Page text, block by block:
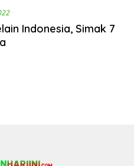
Indonesia, Simak 7